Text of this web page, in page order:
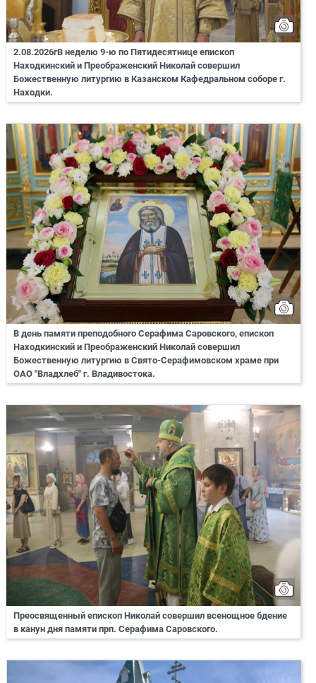
2.08.2026гВ неделю 9-ю по Пятидесятнице епископ
Находкинский и Преображенский Николай совершил
Божественную литургию в Казанском Кафедральном соборе г.
Находки.
В день памяти преподобного Серафима Саровского, епископ
Находкинский и Преображенский Николай совершил
Божественную литургию в Свято-Серафимовском храме при
ОАО "Владхлеб" г. Владивостока.
Преосвященный епископ Николай совершил всенощное бдение
в канун дня памяти прп. Серафима Саровского.